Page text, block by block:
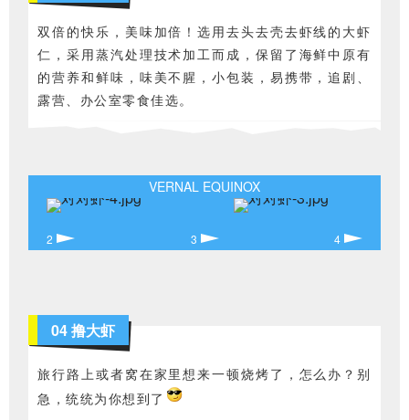
双倍的快乐，美味加倍！选用去头去壳去虾线的大虾
仁，采用蒸汽处理技术加工而成，保留了海鲜中原有
的营养和鲜味，味美不腥，小包装，易携带，追剧、
露营、办公室零食佳选。
VERNAL EQUINOX
2 3 4
04 撸大虾
旅行路上或者窝在家里想来一顿烧烤了，怎么办？别
急，统统为你想到了